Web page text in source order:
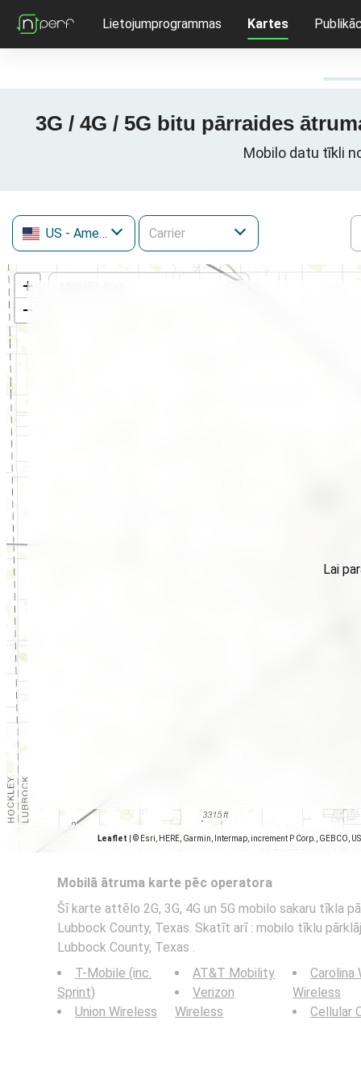
Lietojumprogrammas Kartes
3G / 4G / 5G bitu pārraides
Mobilo datu tīkli
US - Amerikas Savienotās Valstis
+
−
Leaflet © Esri, HERE, Garmin, Intermap, increment P Corp., GEBCO,
Lai
Mobilā ātruma karte pēc operatora
Šī karte attēlo 2G, 3G, 4G un 5G mobilo sakaru tīkla
Lubbock County, Texas. Skatīt arī : mobilo tīklu
Lubbock County, Texas .
T-Mobile (inc.
Sprint)
Union Wireless
AT&T Mobility
Verizon
Wireless
Carolina
Wireless
Cellular